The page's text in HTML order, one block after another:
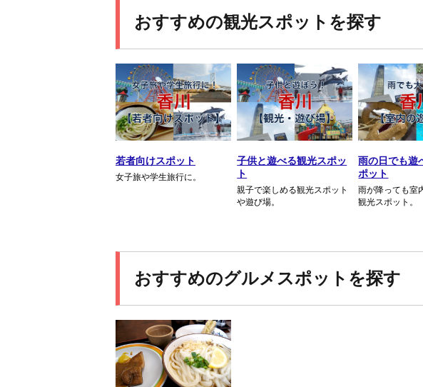
おすすめの観光スポットを探す
若者向けスポット
女子旅や学生旅行に。
子供と遊べる観光スポッ
ト
親子で楽しめる観光スポット
や遊び場。
雨の日でも遊
ポット
雨が降っても室
観光スポット。
おすすめのグルメスポットを探す